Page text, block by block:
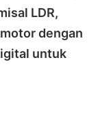
LDR,
dengan
untuk